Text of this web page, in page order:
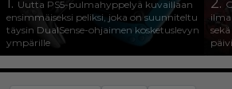
Uutta PS5-pulmahyppelyä kuvaillaan
ensimmäiseksi peliksi, joka on suunniteltu
täysin DualSense-ohjaimen kosketuslevyn
ympärille